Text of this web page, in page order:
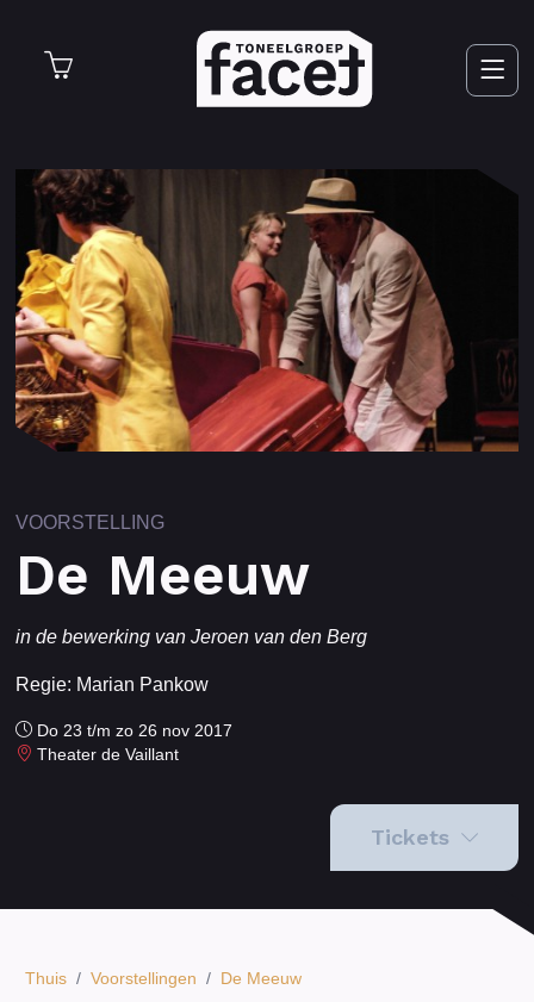
Voorstellingen
Over Facet
Word Lid
VOORSTELLING
De Meeuw
in de bewerking van Jeroen van den Berg
Regie: Marian Pankow
Do 23 t/m zo 26 nov 2017
Theater de Vaillant
Tickets
Thuis / Voorstellingen / De Meeuw